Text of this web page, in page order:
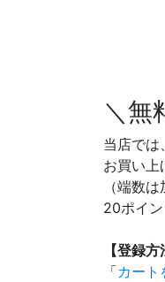
＼無
当店では
お買い上
（端数
20ポイ
【登録方
「カート